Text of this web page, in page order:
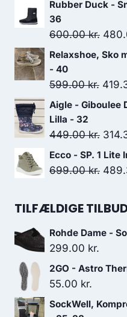
var:
1,599.00
Rubber Duck -
36
600.00kr. Den
var:
Relaxshoe, Sko
- 40
599.00kr. Den
var:
Aigle - Giboulee
Lilla - 32
449.00kr. Den
pris
Ecco - SP. 1
699.00kr. Den
pris
TILFÆLDIGE
Rohde Dame -
299.00 kr.
2GO - Astro
55.00 kr.
SockWell,